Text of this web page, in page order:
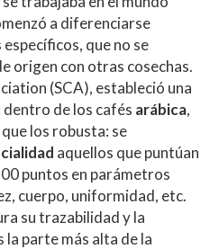
a diferenciarse
que no se
origen con otras cosechas.
(SCA), estableció una
de los cafés arábica,
los robusta: se
aquellos que puntúan
puntos en parámetros
cuerpo, uniformidad, etc.
su trazabilidad y la
la parte más alta de la